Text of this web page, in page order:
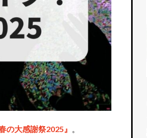
の大感謝祭2025』 。